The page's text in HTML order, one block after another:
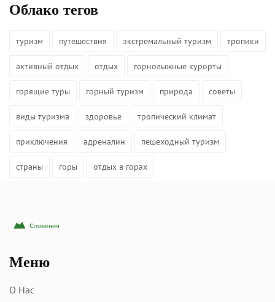
Облако тегов
туризм путешествия экстремальный туризм тропики
активный отдых отдых горнолыжные курорты
горящие туры горный туризм природа советы
виды туризма здоровье тропический климат
приключения адреналин пешеходный туризм
страны горы отдых в горах
Меню
О Нас